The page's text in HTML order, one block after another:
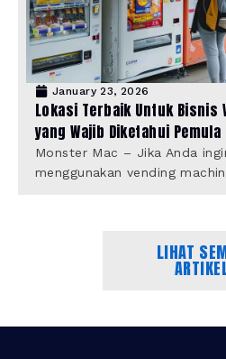
January 23, 2026
Lokasi Terbaik Untuk Bisnis
yang Wajib Diketahui Pemula
Monster Mac – Jika Anda
menggunakan vending
LIHAT